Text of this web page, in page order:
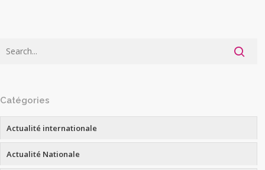
Catégories
Actualité internationale
Actualité Nationale